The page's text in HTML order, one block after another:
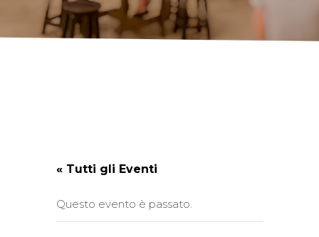
« Tutti gli Eventi
Questo evento è passato.